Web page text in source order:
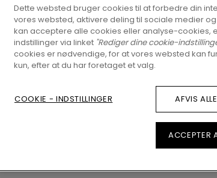
for montering af vinyl på
Pad Pro, Otra Pad Pro, Otra
med fodspark med en
planker) eller 1.231 mm (små
Dette websted bruger cookies til at forbedre din
vores websted, aktivere deling til sociale medier
kan acceptere alle cookies eller analyse-cookies,
indstillinger via linket "Rediger dine cookie-
cookies er nødvendige, for at vores websted kan
kun, efter at du har foretaget et valg.
COOKIE - INDSTILLINGER AFVIS ALLE
ACCEPTER